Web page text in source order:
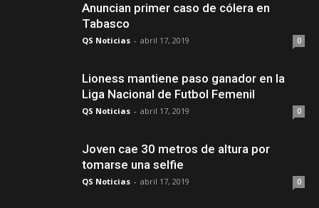
Anuncian primer caso de cólera en
Tabasco
QS Noticias - abril 17, 2019 0
Lioness mantiene paso ganador en la
Liga Nacional de Futbol Femenil
QS Noticias - abril 17, 2019 0
Joven cae 30 metros de altura por
tomarse una selfie
QS Noticias - abril 17, 2019 0